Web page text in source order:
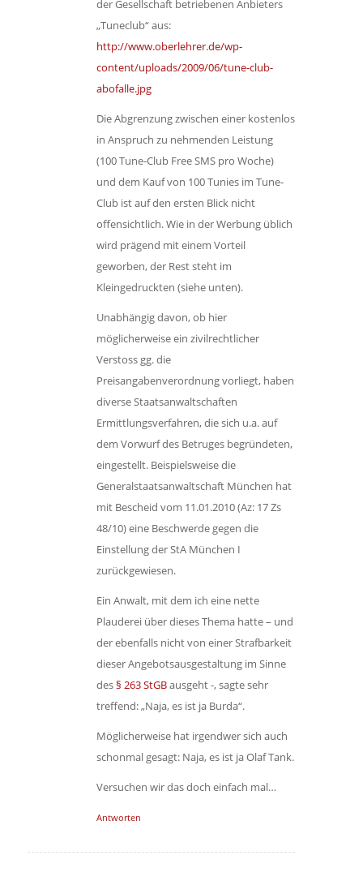
der Gesellschaft betriebenen Anbieters
„Tuneclub“ aus:
http://www.oberlehrer.de/wp-
content/uploads/2009/06/tune-club-
abofalle.jpg
Die Abgrenzung zwischen einer kostenlos
in Anspruch zu nehmenden Leistung
(100 Tune-Club Free SMS pro Woche)
und dem Kauf von 100 Tunies im Tune-
Club ist auf den ersten Blick nicht
offensichtlich. Wie in der Werbung üblich
wird prägend mit einem Vorteil
geworben, der Rest steht im
Kleingedruckten (siehe unten).
Unabhängig davon, ob hier
möglicherweise ein zivilrechtlicher
Verstoss gg. die
Preisangabenverordnung vorliegt, haben
diverse Staatsanwaltschaften
Ermittlungsverfahren, die sich u.a. auf
dem Vorwurf des Betruges begründeten,
eingestellt. Beispielsweise die
Generalstaatsanwaltschaft München hat
mit Bescheid vom 11.01.2010 (Az: 17 Zs
48/10) eine Beschwerde gegen die
Einstellung der StA München I
zurückgewiesen.
Ein Anwalt, mit dem ich eine nette
Plauderei über dieses Thema hatte – und
der ebenfalls nicht von einer Strafbarkeit
dieser Angebotsausgestaltung im Sinne
des§ 263 StGBausgeht -, sagte sehr
treffend: „Naja, es ist ja Burda“.
Möglicherweise hat irgendwer sich auch
schonmal gesagt: Naja, es ist ja Olaf Tank.
Versuchen wir das doch einfach mal…
Antworten